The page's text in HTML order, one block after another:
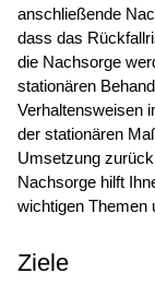
anschließende
dass das
die Nachsorge
stationären
Verhaltensweisen
der stationären
Umsetzung
Nachsorge hilft
wichtigen Themen
Ziele